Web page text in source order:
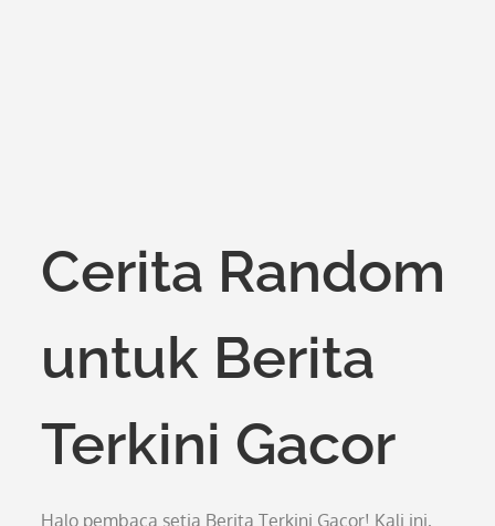
Cerita Random
untuk Berita
Terkini Gacor
Halo pembaca setia Berita Terkini Gacor! Kali ini,